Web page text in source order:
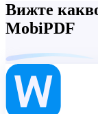
Вижте
MobiPDF